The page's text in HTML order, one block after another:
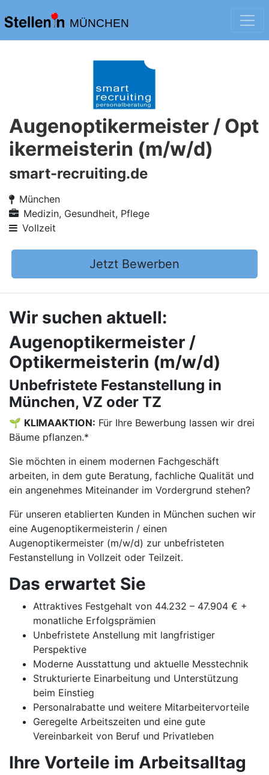
MÜNCHEN
Augenoptikermeister / Opt
ikermeisterin (m/w/d)
smart-recruiting.de
München
Medizin, Gesundheit, Pflege
Vollzeit
Jetzt Bewerben
Wir suchen aktuell:
Augenoptikermeister /
Optikermeisterin (m/w/d)
Unbefristete Festanstellung in
München, VZ oder TZ
🌱 KLIMAAKTION: Für Ihre Bewerbung lassen wir drei
Bäume pflanzen.*
Sie möchten in einem modernen Fachgeschäft
arbeiten, in dem gute Beratung, fachliche Qualität und
ein angenehmes Miteinander im Vordergrund stehen?
Für unseren etablierten Kunden in München suchen wir
eine Augenoptikermeisterin / einen
Augenoptikermeister (m/w/d) zur unbefristeten
Festanstellung in Vollzeit oder Teilzeit.
Das erwartet Sie
Attraktives Festgehalt von 44.232 – 47.904 € +
monatliche Erfolgsprämien
Unbefristete Anstellung mit langfristiger
Perspektive
Moderne Ausstattung und aktuelle Messtechnik
Strukturierte Einarbeitung und Unterstützung
beim Einstieg
Personalrabatte und weitere Mitarbeitervorteile
Geregelte Arbeitszeiten und eine gute
Vereinbarkeit von Beruf und Privatleben
Ihre Vorteile im Arbeitsalltag